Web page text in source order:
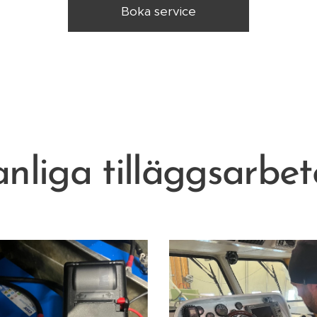
Boka service